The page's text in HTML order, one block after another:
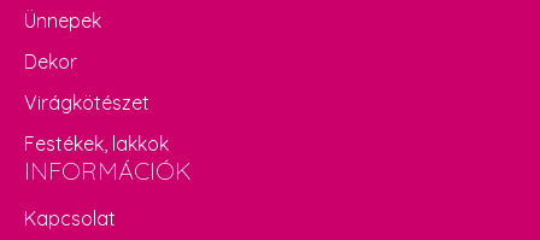
Ünnepek
Dekor
Virágkötészet
Festékek, lakkok
INFORMÁCIÓK
Kapcsolat